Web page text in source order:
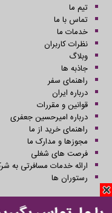
تیم ما
تماس با ما
خدمات ما
نظرات کاربران
وبلاگ
جاذبه ها
راهنمای سفر
درباره ایران
قوانین و مقررات
درباره امیرحسین جعفری
راهنمای خرید از ما
مجوزها و مدارک ما
فرصت های شغلی
ارائه خدمات مسافرتی به
رستوران ها